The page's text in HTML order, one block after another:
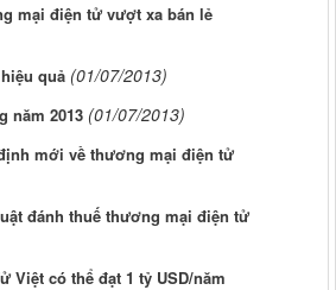
mại điện tử vượt xa bán lẻ
quả (01/07/2013)
năm 2013 (01/07/2013)
mới về thương mại điện tử
đánh thuế thương mại điện tử
Việt có thể đạt 1 tỷ USD/năm